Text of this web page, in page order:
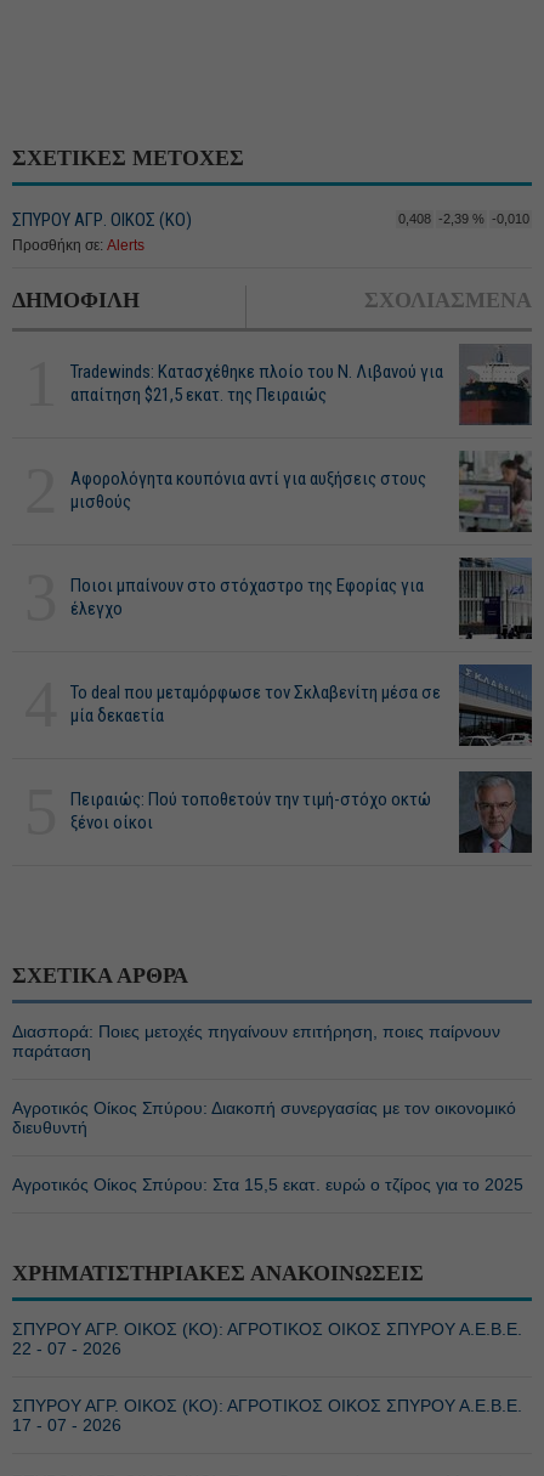
ΣΧΕΤΙΚΕΣ ΜΕΤΟΧΕΣ
ΣΠΥΡΟΥ ΑΓΡ. ΟΙΚΟΣ (ΚΟ) 0,408 -2,39 % -0,010
Προσθήκη σε: Alerts
ΔΗΜΟΦΙΛΗ ΣΧΟΛΙΑΣΜΕΝΑ
Tradewinds: Κατασχέθηκε πλοίο του Ν. Λιβανού για
απαίτηση $21,5 εκατ. της Πειραιώς
Αφορολόγητα κουπόνια αντί για αυξήσεις στους
μισθούς
Ποιοι μπαίνουν στο στόχαστρο της Εφορίας για
έλεγχο
Το deal που μεταμόρφωσε τον Σκλαβενίτη μέσα σε
μία δεκαετία
Πειραιώς: Πού τοποθετούν την τιμή-στόχο οκτώ
ξένοι οίκοι
ΣΧΕΤΙΚΑ ΑΡΘΡΑ
Διασπορά: Ποιες μετοχές πηγαίνουν επιτήρηση, ποιες παίρνουν
παράταση
Αγροτικός Οίκος Σπύρου: Διακοπή συνεργασίας με τον οικονομικό
διευθυντή
Αγροτικός Οίκος Σπύρου: Στα 15,5 εκατ. ευρώ ο τζίρος για το 2025
ΧΡΗΜΑΤΙΣΤΗΡΙΑΚΕΣ ΑΝΑΚΟΙΝΩΣΕΙΣ
ΣΠΥΡΟΥ ΑΓΡ. ΟΙΚΟΣ (ΚΟ): ΑΓΡΟΤΙΚΟΣ ΟΙΚΟΣ ΣΠΥΡΟΥ Α.Ε.Β.Ε.
22 - 07 - 2026
ΣΠΥΡΟΥ ΑΓΡ. ΟΙΚΟΣ (ΚΟ): ΑΓΡΟΤΙΚΟΣ ΟΙΚΟΣ ΣΠΥΡΟΥ Α.Ε.Β.Ε.
17 - 07 - 2026